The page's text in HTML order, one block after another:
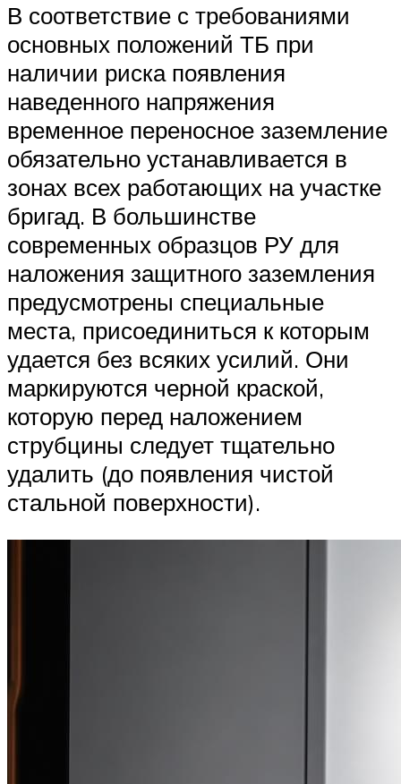
В соответствие с требованиями
основных положений ТБ при
наличии риска появления
наведенного напряжения
временное переносное заземление
обязательно устанавливается в
зонах всех работающих на участке
бригад. В большинстве
современных образцов РУ для
наложения защитного заземления
предусмотрены специальные
места, присоединиться к которым
удается без всяких усилий. Они
маркируются черной краской,
которую перед наложением
струбцины следует тщательно
удалить (до появления чистой
стальной поверхности).